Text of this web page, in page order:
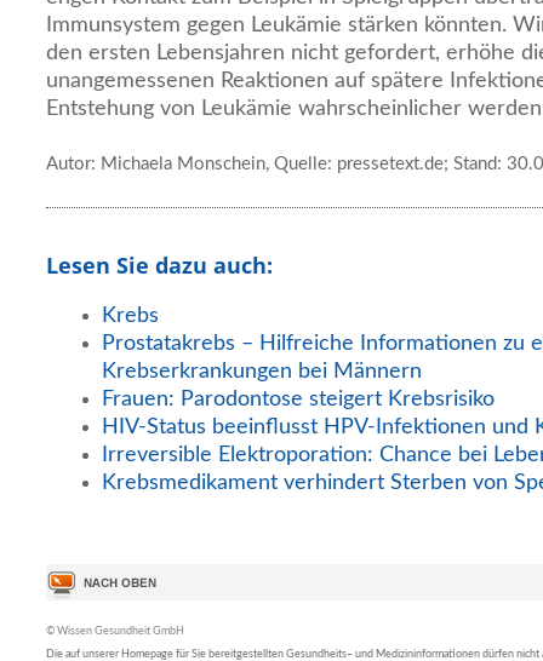
Immunsystem gegen Leukämie stärken könnten.
den ersten Lebensjahren nicht gefordert, erhöhe
unangemessenen Reaktionen auf spätere
Entstehung von Leukämie wahrscheinlicher
Autor: Michaela Monschein, Quelle: pressetext.de; Stand:
Lesen Sie dazu auch:
Krebs
Prostatakrebs – Hilfreiche Informationen zu
Krebserkrankungen bei Männern
Frauen: Parodontose steigert Krebsrisiko
HIV-Status beeinflusst HPV-Infektionen und
Irreversible Elektroporation: Chance bei
Krebsmedikament verhindert Sterben von
© Wissen Gesundheit GmbH
Die auf unserer Homepage für Sie bereitgestellten Gesundheits– und Medizininformationen dürfen nicht